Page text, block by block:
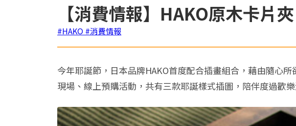
【消費情報】HAKO原木卡片
#HAKO #消費情報
今年耶誕節，日本品牌HAKO首度配合插畫組合，藉由隨心
現場、線上預購活動，共有三款耶誕樣式插圖，陪伴度過歡